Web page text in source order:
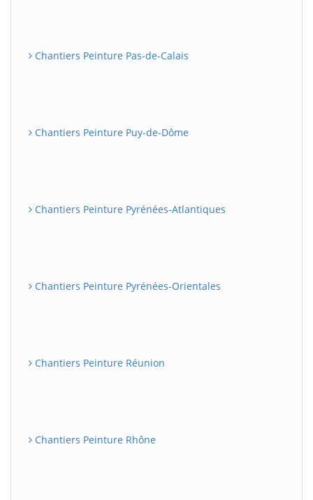
Chantiers Peinture Pas-de-Calais
Chantiers Peinture Puy-de-Dôme
Chantiers Peinture Pyrénées-Atlantiques
Chantiers Peinture Pyrénées-Orientales
Chantiers Peinture Réunion
Chantiers Peinture Rhône